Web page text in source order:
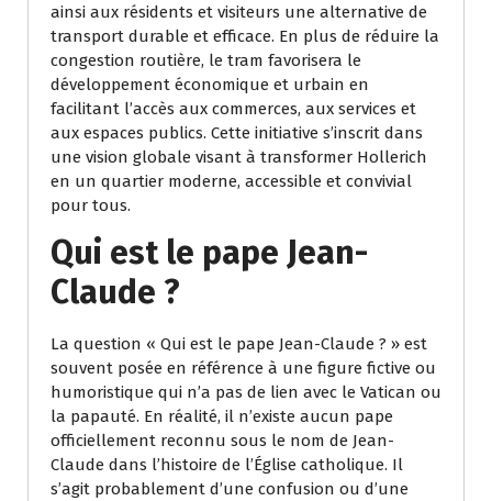
ainsi aux résidents et visiteurs une alternative de
transport durable et efficace. En plus de réduire la
congestion routière, le tram favorisera le
développement économique et urbain en
facilitant l’accès aux commerces, aux services et
aux espaces publics. Cette initiative s’inscrit dans
une vision globale visant à transformer Hollerich
en un quartier moderne, accessible et convivial
pour tous.
Qui est le pape Jean-
Claude ?
La question « Qui est le pape Jean-Claude ? » est
souvent posée en référence à une figure fictive ou
humoristique qui n’a pas de lien avec le Vatican ou
la papauté. En réalité, il n’existe aucun pape
officiellement reconnu sous le nom de Jean-
Claude dans l’histoire de l’Église catholique. Il
s’agit probablement d’une confusion ou d’une